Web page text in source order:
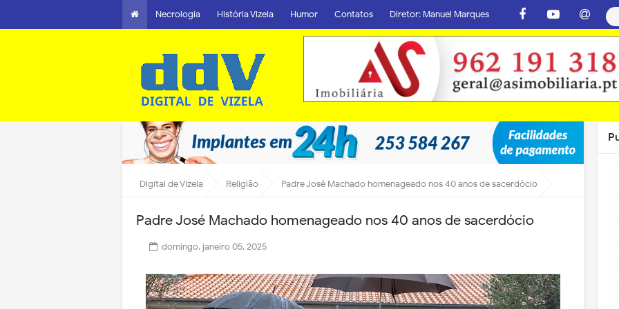
Necrologia História Vizela Humor Contatos Diretor: Manuel Marques
Digital de Vizela Religião Padre José Machado homenageado nos 40 anos de sacerdócio
Padre José Machado homenageado nos 40 anos de sacerdócio
domingo, janeiro 05, 2025